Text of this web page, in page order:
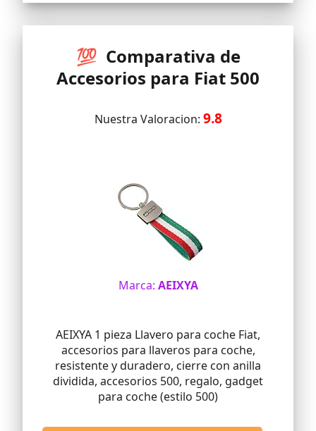
💯 Comparativa de
Accesorios para Fiat 500
Nuestra Valoracion: 9.8
Marca: AEIXYA
AEIXYA 1 pieza Llavero para coche Fiat,
accesorios para llaveros para coche,
resistente y duradero, cierre con anilla
dividida, accesorios 500, regalo, gadget
para coche (estilo 500)